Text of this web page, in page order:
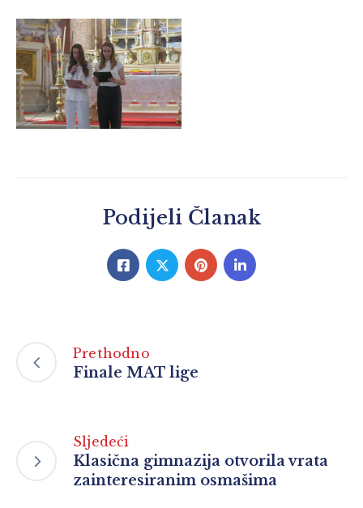
Podijeli Članak
Prethodno
Finale MAT lige
Sljedeći
Klasična gimnazija otvorila vrata
zainteresiranim osmašima